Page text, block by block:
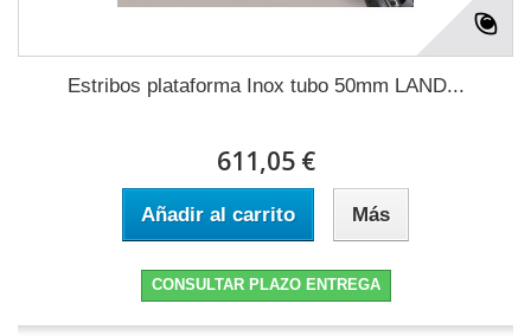
Estribos plataforma Inox tubo 50mm LAND...
611,05 €
Añadir al carrito Más
CONSULTAR PLAZO ENTREGA